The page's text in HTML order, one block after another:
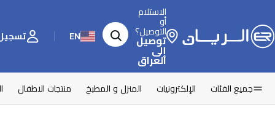
الاستلام
أو
التوصيل؟
توصيل
إلى
العراق
EN تسجيل
جميع الفئات الإلكترونيات المنزل و المطبخ منتجات الاطفال